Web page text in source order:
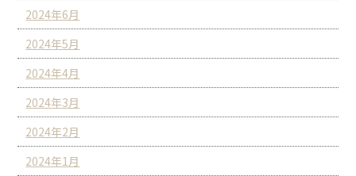
2024年6月
2024年5月
2024年4月
2024年3月
2024年2月
2024年1月